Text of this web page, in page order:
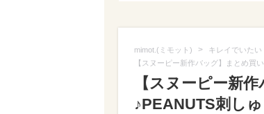
mimot.(ミモット) > キレイでいたい
【スヌーピー新作バッグ】まとめ買
【スヌーピー新
♪PEANUTS刺し